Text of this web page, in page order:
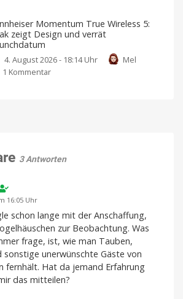
mit
Apple
Home
Markt
Preis
noch
offen
Pro:
Open-
Kopfhörer
VPU-
Momentum True Wireless 5:
zeigt Design und verrät
4. August 2026 - 18:14 Uhr
Mel
1 Kommentar
Design
Preis
und
frische
Farben
3 Antworten
16:05 Uhr
schon lange mit der Anschaffung,
zur Beobachtung. Was
frage, ist, wie man Tauben,
sonstige unerwünschte Gäste von
fernhält. Hat da jemand Erfahrung
das mitteilen?